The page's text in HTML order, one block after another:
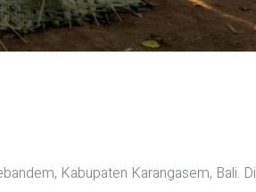
Kabupaten Karangasem, Bali. Di